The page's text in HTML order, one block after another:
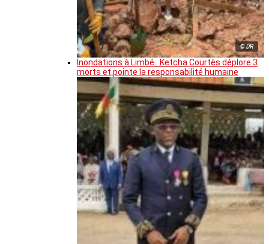
© DR
Inondations à Limbé : Ketcha Courtès déplore 3
morts et pointe la responsabilité humaine